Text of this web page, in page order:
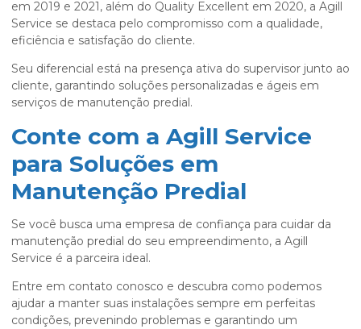
em 2019 e 2021, além do Quality Excellent em 2020, a Agill
Service se destaca pelo compromisso com a qualidade,
eficiência e satisfação do cliente.
Seu diferencial está na presença ativa do supervisor junto ao
cliente, garantindo soluções personalizadas e ágeis em
serviços de manutenção predial.
Conte com a Agill Service
para Soluções em
Manutenção Predial
Se você busca uma empresa de confiança para cuidar da
manutenção predial do seu empreendimento, a Agill
Service é a parceira ideal.
Entre em contato conosco e descubra como podemos
ajudar a manter suas instalações sempre em perfeitas
condições, prevenindo problemas e garantindo um